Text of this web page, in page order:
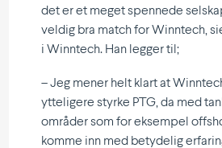
det er et meget spennede
veldig bra match for Winntech,
i Winntech. Han legger til;
– Jeg mener helt klart at
ytteligere styrke PTG, da med
om­råder som for eksempel
komme inn med betydelig